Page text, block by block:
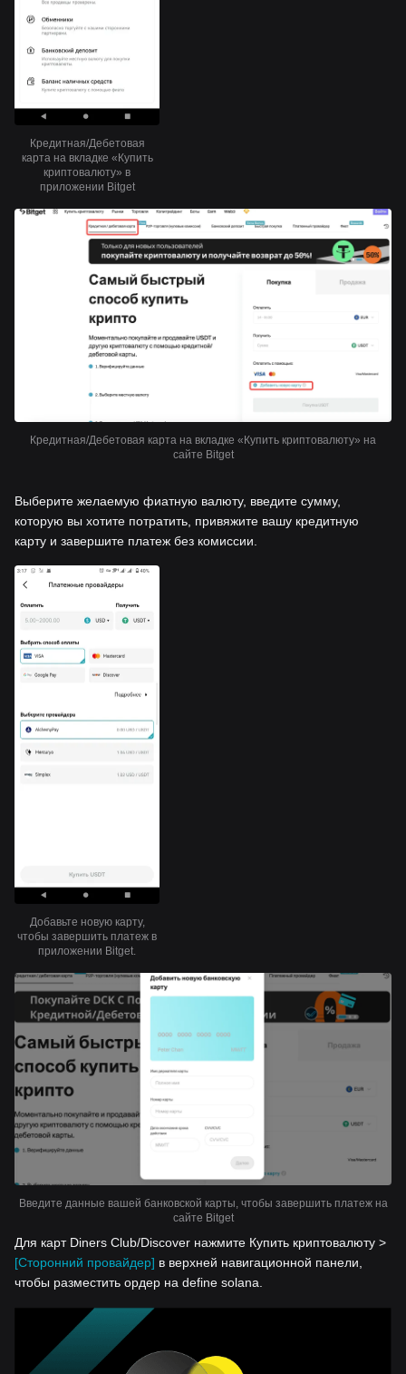
Кредитная/Дебетовая
карта на вкладке «Купить
криптовалюту» в
приложении Bitget
Кредитная/Дебетовая карта на вкладке «Купить криптовалюту» на
сайте Bitget
Выберите желаемую фиатную валюту, введите сумму,
которую вы хотите потратить, привяжите вашу кредитную
карту и завершите платеж без комиссии.
Добавьте новую карту,
чтобы завершить платеж в
приложении Bitget.
Введите данные вашей банковской карты, чтобы завершить платеж на
сайте Bitget
Для карт Diners Club/Discover нажмите Купить криптовалюту >
[Сторонний провайдер] в верхней навигационной панели,
чтобы разместить ордер на define solana.